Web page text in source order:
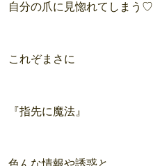
自分の爪に見惚れてしまう♡
これぞまさに
『指先に魔法』